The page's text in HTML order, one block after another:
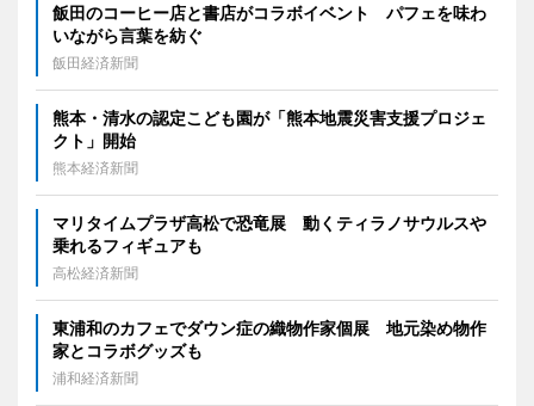
飯田のコーヒー店と書店がコラボイベント パフェを味わ
いながら言葉を紡ぐ
飯田経済新聞
熊本・清水の認定こども園が「熊本地震災害支援プロジェ
クト」開始
熊本経済新聞
マリタイムプラザ高松で恐竜展 動くティラノサウルスや
乗れるフィギュアも
高松経済新聞
東浦和のカフェでダウン症の織物作家個展 地元染め物作
家とコラボグッズも
浦和経済新聞